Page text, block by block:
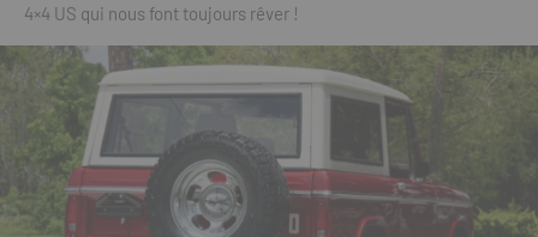
4×4 US qui nous font toujours rêver !